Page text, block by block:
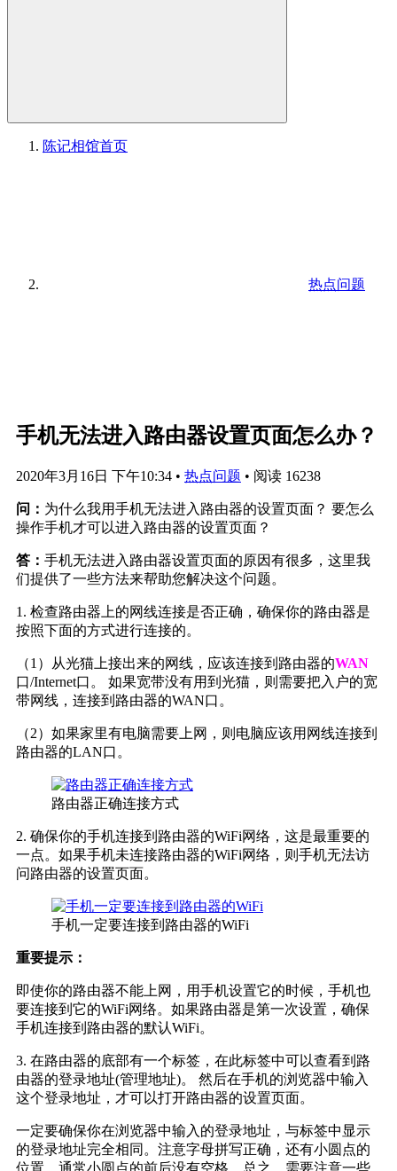
陈记相馆首页
热点问题
手机无法进入路由器设置页面怎么办？
2020年3月16日 下午10:34 • 热点问题 • 阅读 16238
问： 为什么我用手机无法进入路由器的设置页面？ 要怎么
操作手机才可以进入路由器的设置页面？
答： 手机无法进入路由器设置页面的原因有很多，这里我
们提供了一些方法来帮助您解决这个问题。
1. 检查路由器上的网线连接是否正确，确保你的路由器是
按照下面的方式进行连接的。
（1）从光猫上接出来的网线，应该连接到路由器的WAN
口/Internet口。 如果宽带没有用到光猫，则需要把入户的宽
带网线，连接到路由器的WAN口。
（2）如果家里有电脑需要上网，则电脑应该用网线连接到
路由器的LAN口。
路由器正确连接方式
2. 确保你的手机连接到路由器的WiFi网络，这是最重要的
一点。如果手机未连接路由器的WiFi网络，则手机无法访
问路由器的设置页面。
手机一定要连接到路由器的WiFi
重要提示：
即使你的路由器不能上网，用手机设置它的时候，手机也
要连接到它的WiFi网络。如果路由器是第一次设置，确保
手机连接到路由器的默认WiFi。
3. 在路由器的底部有一个标签，在此标签中可以查看到路
由器的登录地址(管理地址)。 然后在手机的浏览器中输入
这个登录地址，才可以打开路由器的设置页面。
一定要确保你在浏览器中输入的登录地址，与标签中显示
的登录地址完全相同。注意字母拼写正确，还有小圆点的
位置，通常小圆点的前后没有空格。总之，需要注意一些